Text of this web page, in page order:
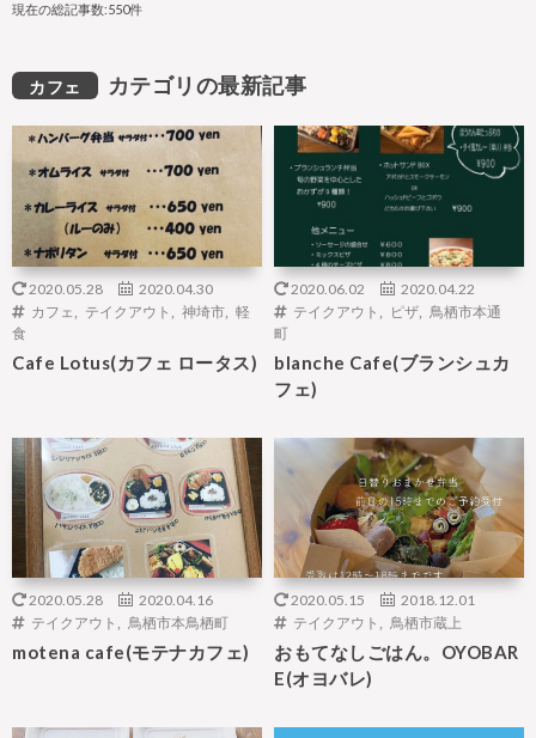
現在の総記事数:550件
カフェ カテゴリの最新記事
2020.05.28 2020.04.30
カフェ テイクアウト 神埼市
軽
食
Cafe Lotus(カフェ ロータス)
2020.06.02 2020.04.22
テイクアウト ピザ
鳥栖市本通
町
blanche Cafe(ブランシュカ
フェ)
2020.05.28 2020.04.16
テイクアウト 鳥栖市本鳥栖町
motena cafe(モテナカフェ)
2020.05.15 2018.12.01
テイクアウト 鳥栖市蔵上
おもてなしごはん。OYOBAR
E(オヨバレ)